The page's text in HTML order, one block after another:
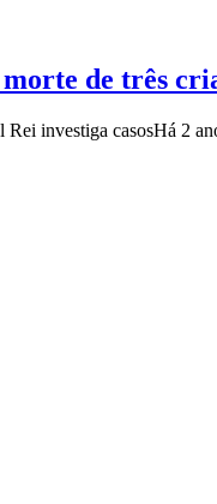
de três
Rei investiga casosHá 2